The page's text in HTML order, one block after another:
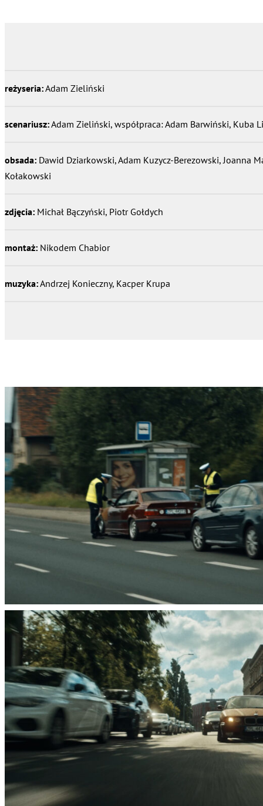
reżyseria:Adam Zieliński
scenariusz:Adam Zieliński, współpraca: Adam Barwiński, Kuba
obsada: Dawid Dziarkowski, Adam Kuzycz-Berezowski, Joanna
Kołakowski
zdjęcia: Michał Bączyński, Piotr Gołdych
montaż: Nikodem Chabior
muzyka:Andrzej Konieczny, Kacper Krupa